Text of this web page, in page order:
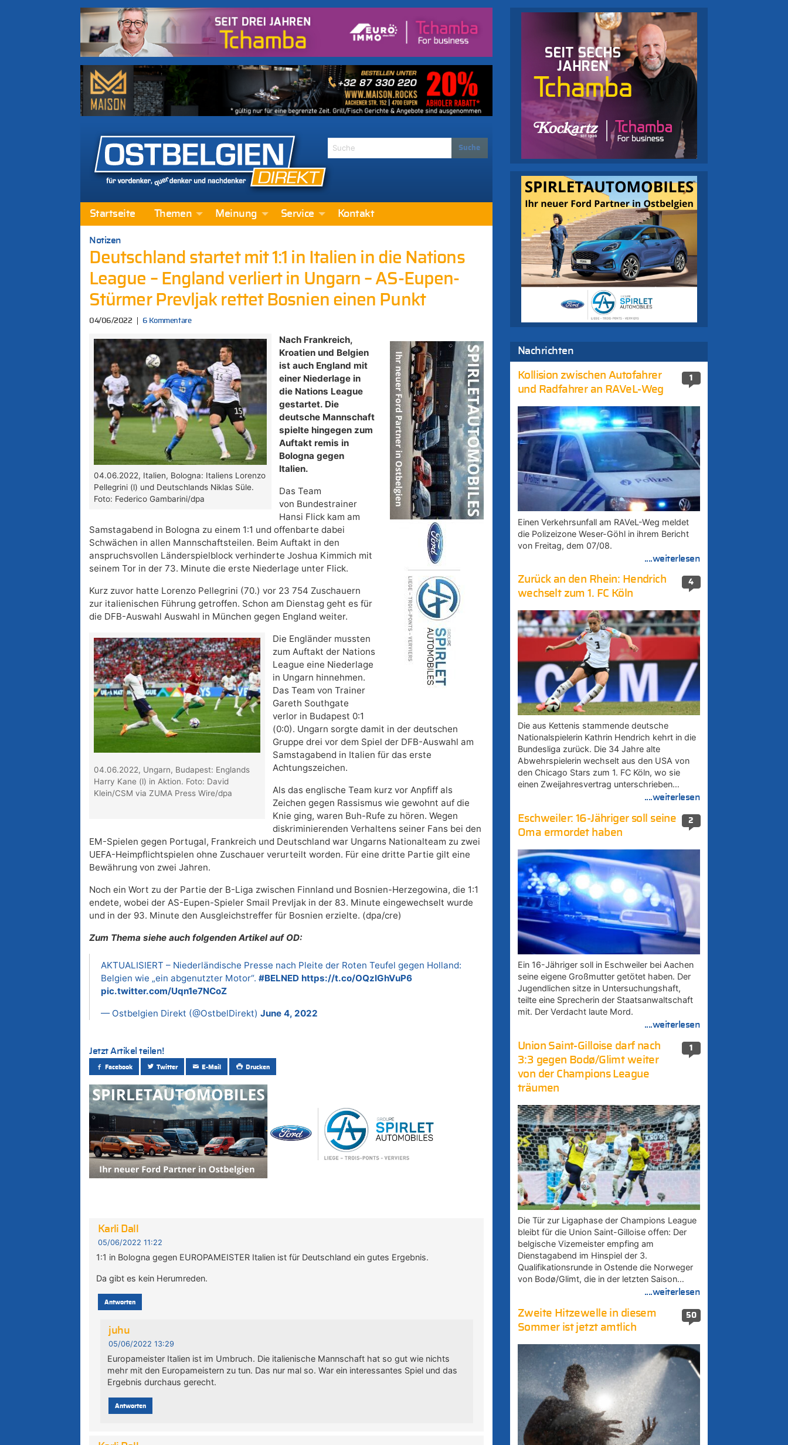
Startseite Themen Meinung Service Kontakt
Notizen
Deutschland startet mit 1:1 in Italien in die Nations
League – England verliert in Ungarn – AS-Eupen-
Stürmer Prevljak rettet Bosnien einen Punkt
04/06/2022 6 Kommentare
04.06.2022, Italien, Bologna: Italiens Lorenzo
Pellegrini (l) und Deutschlands Niklas Süle.
Foto: Federico Gambarini/dpa
Nach Frankreich,
Kroatien und Belgien
ist auch England mit
einer Niederlage in
die Nations League
gestartet. Die
deutsche Mannschaft
spielte hingegen zum
Auftakt remis in
Bologna gegen
Italien.
Das Team
von Bundestrainer
Hansi Flick kam am
Samstagabend in Bologna zu einem 1:1 und offenbarte dabei
Schwächen in allen Mannschaftsteilen. Beim Auftakt in den
anspruchsvollen Länderspielblock verhinderte Joshua Kimmich mit
seinem Tor in der 73. Minute die erste Niederlage unter Flick.
Kurz zuvor hatte Lorenzo Pellegrini (70.) vor 23 754 Zuschauern
zur italienischen Führung getroffen. Schon am Dienstag geht es für
die DFB-Auswahl Auswahl in München gegen England weiter.
04.06.2022, Ungarn, Budapest: Englands
Harry Kane (l) in Aktion. Foto: David
Klein/CSM via ZUMA Press Wire/dpa
Die Engländer mussten
zum Auftakt der Nations
League eine Niederlage
in Ungarn hinnehmen.
Das Team von Trainer
Gareth Southgate
verlor in Budapest 0:1
(0:0). Ungarn sorgte damit in der deutschen
Gruppe drei vor dem Spiel der DFB-Auswahl am
Samstagabend in Italien für das erste
Achtungszeichen.
Als das englische Team kurz vor Anpfiff als
Zeichen gegen Rassismus wie gewohnt auf die
Knie ging, waren Buh-Rufe zu hören. Wegen
diskriminierenden Verhaltens seiner Fans bei den
EM-Spielen gegen Portugal, Frankreich und Deutschland war Ungarns Nationalteam zu zwei
UEFA-Heimpflichtspielen ohne Zuschauer verurteilt worden. Für eine dritte Partie gilt eine
Bewährung von zwei Jahren.
Noch ein Wort zu der Partie der B-Liga zwischen Finnland und Bosnien-Herzegowina, die 1:1
endete, wobei der AS-Eupen-Spieler Smail Prevljak in der 83. Minute eingewechselt wurde
und in der 93. Minute den Ausgleichstreffer für Bosnien erzielte. (dpa/cre)
Zum Thema siehe auch folgenden Artikel auf OD:
AKTUALISIERT – Niederländische Presse nach Pleite der Roten Teufel gegen Holland:
Belgien wie „ein abgenutzter Motor“. #BELNED https://t.co/OQzIGhVuP6
pic.twitter.com/Uqn1e7NCoZ
— Ostbelgien Direkt (@OstbelDirekt) June 4, 2022
Jetzt Artikel teilen!
Facebook Twitter E-Mail Drucken
Karli Dall
05/06/2022 11:22
1:1 in Bologna gegen EUROPAMEISTER Italien ist für Deutschland ein gutes Ergebnis.
Da gibt es kein Herumreden.
Antworten
juhu
05/06/2022 13:29
Europameister Italien ist im Umbruch. Die italienische Mannschaft hat so gut wie nichts
mehr mit den Europameistern zu tun. Das nur mal so. War ein interessantes Spiel und das
Ergebnis durchaus gerecht.
Antworten
Nachrichten
1
Kollision zwischen Autofahrer
und Radfahrer an RAVeL-Weg
Einen Verkehrsunfall am RAVeL-Weg meldet
die Polizeizone Weser-Göhl in ihrem Bericht
von Freitag, dem 07/08.
....weiterlesen
4
Zurück an den Rhein: Hendrich
wechselt zum 1. FC Köln
Die aus Kettenis stammende deutsche
Nationalspielerin Kathrin Hendrich kehrt in die
Bundesliga zurück. Die 34 Jahre alte
Abwehrspielerin wechselt aus den USA von
den Chicago Stars zum 1. FC Köln, wo sie
einen Zweijahresvertrag unterschrieben…
....weiterlesen
2
Eschweiler: 16-Jähriger soll seine
Oma ermordet haben
Ein 16-Jähriger soll in Eschweiler bei Aachen
seine eigene Großmutter getötet haben. Der
Jugendlichen sitze in Untersuchungshaft,
teilte eine Sprecherin der Staatsanwaltschaft
mit. Der Verdacht laute Mord.
....weiterlesen
1
Union Saint-Gilloise darf nach
3:3 gegen Bodø/Glimt weiter
von der Champions League
träumen
Die Tür zur Ligaphase der Champions League
bleibt für die Union Saint-Gilloise offen: Der
belgische Vizemeister empfing am
Dienstagabend im Hinspiel der 3.
Qualifikationsrunde in Ostende die Norweger
von Bodø/Glimt, die in der letzten Saison…
....weiterlesen
50
Zweite Hitzewelle in diesem
Sommer ist jetzt amtlich